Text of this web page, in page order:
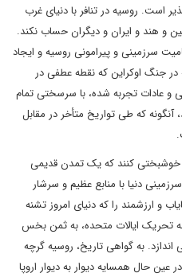
است. روسیه در تنافر با دنیای غرب
و هند و ایران و دیگران حساب نکند.
سرزمینی و پیرامونی روسیه و ایجاد
در جنگ اوکراین که نقطه عطفی در
عادات تجربه شده، با سرسختی تمام
که طی تواریخ متأخر در مقابل
کنند که یک تمدن قدیمی
دنیا با منابع عظیم و سرشار
و ارزشمند را که دنیای امروز تشنه
تحریک ایالات متحده، به ثمن بخس
به گواهی تاریخ، روسیه گرچه
عین حال همسایه دیوار به دیوار اروپا